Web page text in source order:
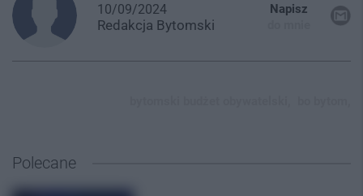
10/09/2024
Redakcja Bytomski
Napisz
Polecane